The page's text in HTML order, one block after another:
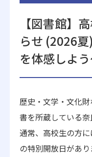
受験生の方へ
卒業生の方へ
地歴甲子園
【図書館】
らせ (2026
を体感しよ
歴史・文学・文化
書を所蔵している奈
通常、高校生の方
の特別開放日があ